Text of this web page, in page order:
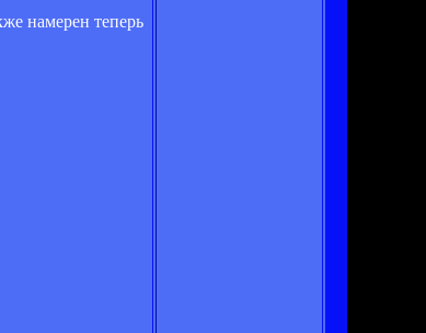
намерен теперь